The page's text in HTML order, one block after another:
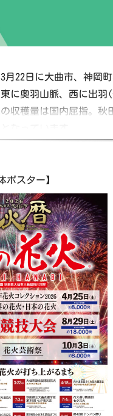
月22日に大曲市、神岡
に奥羽山脈、西に出
収穫量は国内屈指。
ポスター】